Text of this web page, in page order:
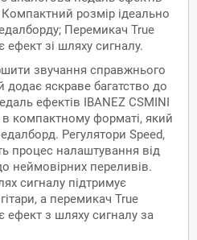
Компактний розмір ідеально
Перемикач True
зі шляху сигналу.
звучання справжнього
додає яскраве багатство до
ефектів IBANEZ CSMINI
в компактному форматі, який
Регулятори Speed,
процес налаштування від
неймовірних переливів.
сигналу підтримує
а перемикач True
ефект з шляху сигналу за